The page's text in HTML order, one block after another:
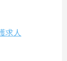
求人